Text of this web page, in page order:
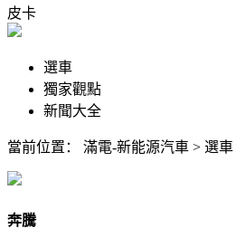
皮卡
選車
獨家觀點
新聞大全
當前位置： 滿電-新能源汽車 > 選車
奔騰